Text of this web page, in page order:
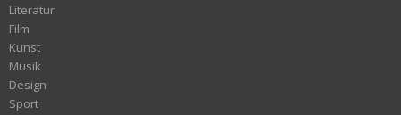
Literatur
Film
Kunst
Musik
Design
Sport